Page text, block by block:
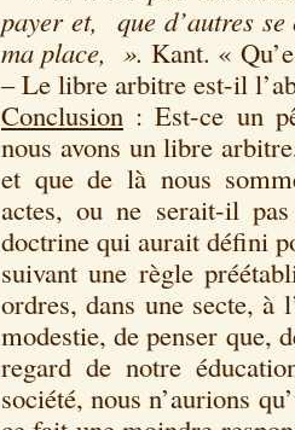
payer et, que d’autres se
ma place, ». Kant. «
– Le libre arbitre est-il
Conclusion : Est-ce un
nous avons un libre
et que de là nous
actes, ou ne serait-il
doctrine qui aurait défini
suivant une règle
ordres, dans une secte, à
modestie, de penser que,
regard de notre
société, nous n’aurions